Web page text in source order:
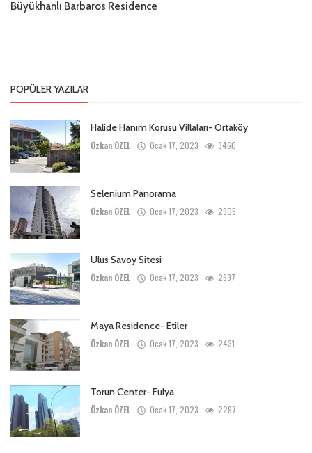
Büyükhanlı Barbaros Residence
POPÜLER YAZILAR
Halide Hanım Korusu Villaları- Ortaköy
Özkan ÖZEL Ocak 17, 2023 3460
Selenium Panorama
Özkan ÖZEL Ocak 17, 2023 2905
Ulus Savoy Sitesi
Özkan ÖZEL Ocak 17, 2023 2697
Maya Residence- Etiler
Özkan ÖZEL Ocak 17, 2023 2431
Torun Center- Fulya
Özkan ÖZEL Ocak 17, 2023 2297